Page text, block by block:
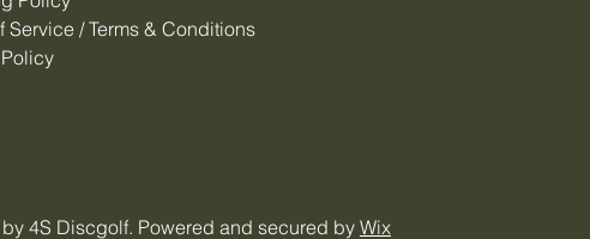
Service / Terms & Conditions
4S Discgolf. Powered and secured byWix